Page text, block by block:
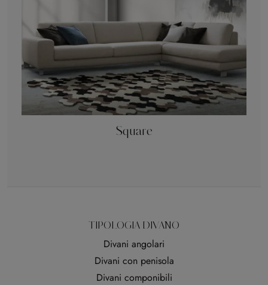
Square
TIPOLOGIA DIVANO
Divani angolari
Divani con penisola
Divani componibili